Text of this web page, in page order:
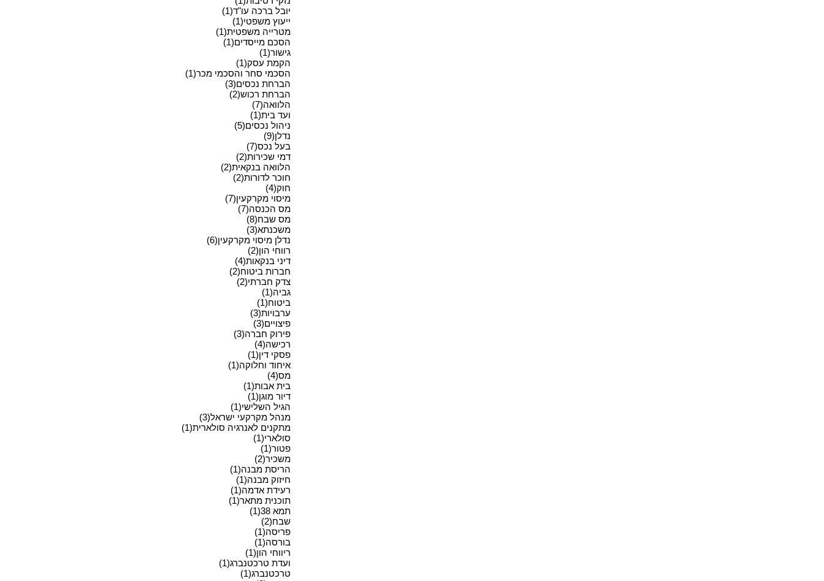
יובל ברכה עו"ד(1)
ייעוץ משפטי(1)
מטרייה משפטית(1)
הסכם מייסדים(1)
גישור(1)
הקמת עסק(1)
הסכמי סחר והסכמי מכר(1)
הברחת נכסים(3)
הברחת רכוש(2)
הלוואה(7)
ועד בית(1)
ניהול נכסים(5)
נדלן(9)
בעל נכס(7)
דמי שכירות(2)
הלוואה בנקאית(2)
חוכר לדורות(2)
חוק(4)
מיסוי מקרקעין(7)
מס הכנסה(7)
מס שבח(8)
משכנתא(3)
נדלן מיסוי מקרקעין(6)
רווחי הון(2)
דיני בנקאות(4)
חברות ביטוח(2)
צדק חברתי(2)
גביה(1)
ביטוח(1)
ערבויות(3)
פיצויים(3)
פירוק חברה(3)
רכישה(4)
פסקי דין(1)
איחוד וחלוקה(1)
מס(4)
בית אבות(1)
דיור מוגן(1)
הגיל השלישי(1)
מנהל מקרקעי ישראל(3)
מתקנים לאנרגיה סולארית(1)
סולארי(1)
פטור(1)
משכיר(2)
הריסת מבנה(1)
חיזוק מבנה(1)
רעידת אדמה(1)
תוכנית מתאר(1)
תמא 38(1)
שבח(2)
פריסה(1)
בורסה(1)
ריווחי הון(1)
ועדת טרכטנברג(1)
טרכטנברג(1)